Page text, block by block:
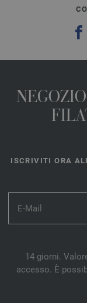
ISCRIVITI ORA
14 giorni.
accesso. È